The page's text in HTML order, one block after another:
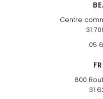
Centre
31
05
800
31